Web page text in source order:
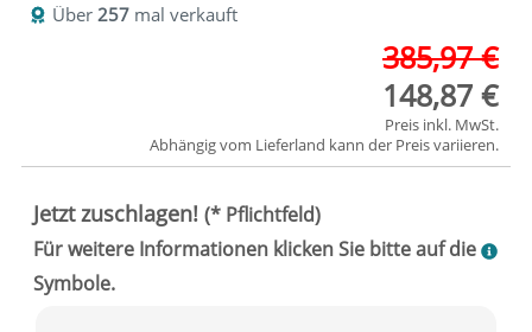
Über 257 mal verkauft
385,97 €
148,87 €
Preis inkl. MwSt.
Abhängig vom Lieferland kann der Preis variieren.